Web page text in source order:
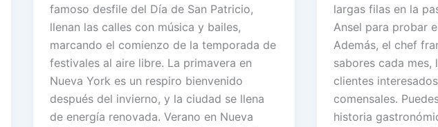
famoso desfile del Día de San Patricio,
llenan las calles con música y bailes,
marcando el comienzo de la temporada de
festivales al aire libre. La primavera en
Nueva York es un respiro bienvenido
después del invierno, y la ciudad se llena
de energía renovada. Verano en Nueva
largas filas en la
Ansel para probar
Además, el chef
sabores cada mes,
clientes
comensales.
historia